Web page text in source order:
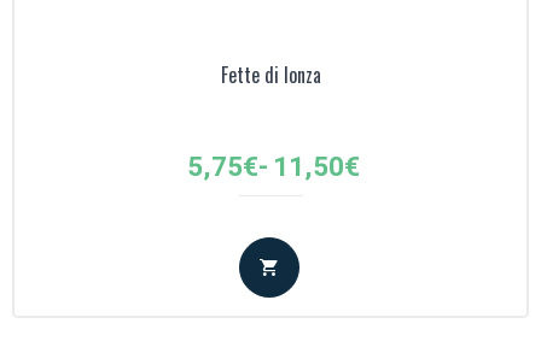
Fette di lonza
5,75€- 11,50€
Fascia
prezzo:
da
5,75€